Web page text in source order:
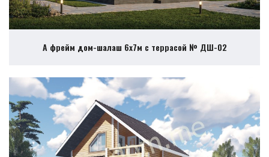
А фрейм дом-шалаш 6х7м с террасой № ДШ-02